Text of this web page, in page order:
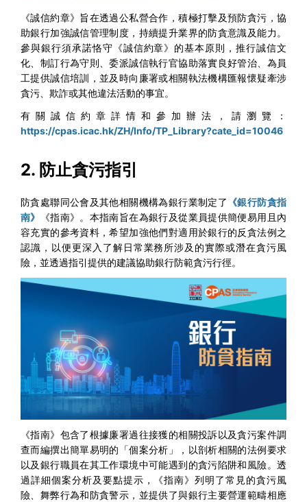
《誠信約章》旨在透過公私營合作，積極打擊及預防貪污，協
助銀行加強誠信管理制度，持續提升業界的防貪意識及能力。
參與銀行須承諾恪守《誠信約章》的基本原則，推行誠信文
化、制訂行為守則、委派誠信執行官協助落實良好管治、為員
工提供誠信培訓，並及時向廉署或相關執法機構匯報懷疑牽涉
貪污、欺詐或其他違法活動的事宜。
有關誠信約章詳情和參加辦法，請瀏覽：
https://cpas.icac.hk/ZH/Info/TP_Library?cate_id=10046
2. 防止貪污指引
防貪處聯同公會及其他相關機構為銀行業制定了 《銀行防貪指
南》
《指南》。本指南旨在為銀行及從業員提供簡便易用且內
容充實的參考資料，希望加強他們對適用於銀行的反貪法例之
認識，以便更深入了解日常業務所涉及的實際或潛在貪污風
險，並透過指引提供的建議協助銀行防範貪污行徑。
《指南》包含了根據廉署過往接獲的相關投訴以及貪污案件調
查而編撰出簡單易明的「個案分析」，以剖析相關的法例要求
以及銀行職員在其工作環境中可能遇到的貪污陷阱和風險。透
過詳細個案分析及要點提示，《指南》列明了常見的貪污風
險、舞弊行為和防貪警示，並提供了與銀行主要營運範疇相應